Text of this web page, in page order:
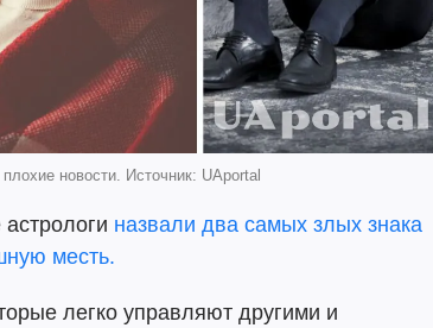
новости. Источник: UAportal
назвали два самых злых знака
месть.
легко управляют другими и